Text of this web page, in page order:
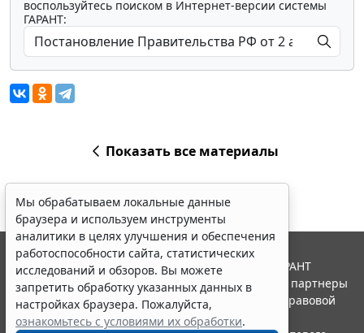
воспользуйтесь поиском в Интернет-версии системы
ГАРАНТ:
Показать все материалы
Мы обрабатываем локальные данные
браузера и используем инструменты
аналитики в целях улучшения и обеспечения
работоспособности сайта, статистических
исследований и обзоров. Вы можете
запретить обработку указанных данных в
настройках браузера. Пожалуйста,
ознакомьтесь с условиями их обработки.
© ООО "НПП "ГАРАНТ-СЕРВИС", 2026. Система ГАРАНТ
выпускается с 1990 года. Компания "Гарант" и ее партнеры
являются участниками Российской ассоциации правовой
информации ГАРАНТ.